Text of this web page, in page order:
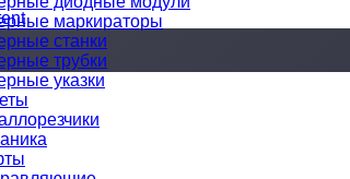
маркираторы
станки
трубки
указки